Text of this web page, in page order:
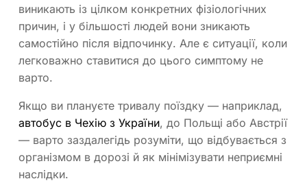
виникають із цілком конкретних фізіологічних
причин, і у більшості людей вони зникають
самостійно після відпочинку. Але є ситуації, коли
легковажно ставитися до цього симптому не
варто.
Якщо ви плануєте тривалу поїздку — наприклад,
автобус в Чехію з України, до Польщі або Австрії
— варто заздалегідь розуміти, що відбувається з
організмом в дорозі й як мінімізувати неприємні
наслідки.